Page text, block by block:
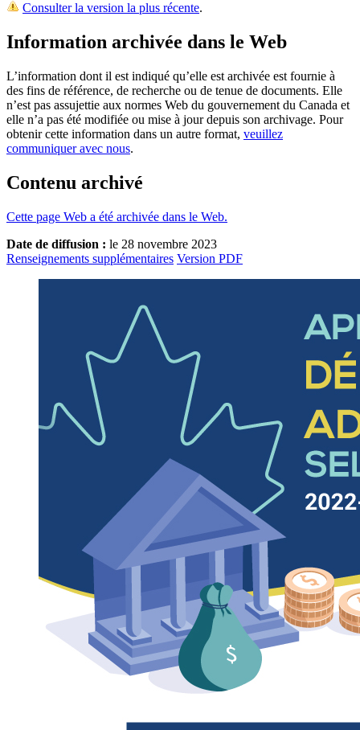
Consulter la version la plus récente.
Information archivée dans le Web
L’information dont il est indiqué qu’elle est archivée est fournie à
des fins de référence, de recherche ou de tenue de documents. Elle
n’est pas assujettie aux normes Web du gouvernement du Canada et
elle n’a pas été modifiée ou mise à jour depuis son archivage. Pour
obtenir cette information dans un autre format, veuillez
communiquer avec nous.
Contenu archivé
Cette page Web a été archivée dans le Web.
Date de diffusion : le 28 novembre 2023
Renseignements supplémentaires Version PDF